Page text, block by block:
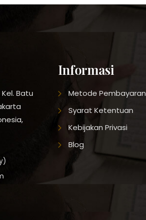
Batu
Informasi
Metode Pembayaran
Syarat Ketentuan
Kebijakan Privasi
Blog